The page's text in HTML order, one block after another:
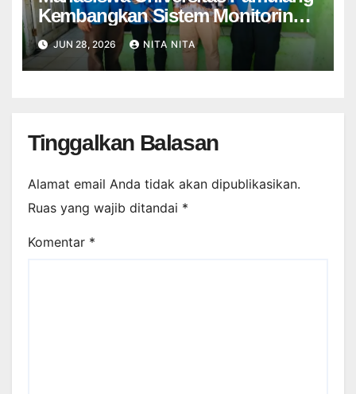
Kembangkan Sistem Monitoring
Kehadiran di SMP
Muhammadiyah 37 Parung
JUN 28, 2026 NITA NITA
Tinggalkan Balasan
Alamat email Anda tidak akan dipublikasikan.
Ruas yang wajib ditandai *
Komentar *